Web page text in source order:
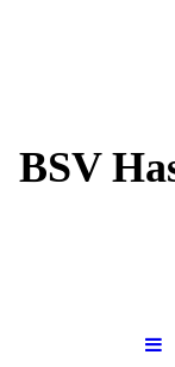
BSV